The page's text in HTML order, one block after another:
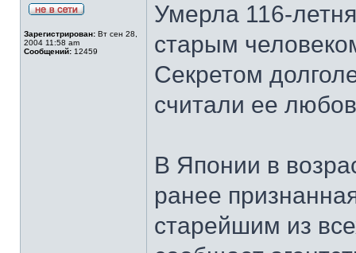
Зарегистрирован: Вт сен 28,
2004 11:58 am
Сообщений: 12459
Умерла 116-
старым
Секретом
считали ее
В Японии в
ранее
старейшим из